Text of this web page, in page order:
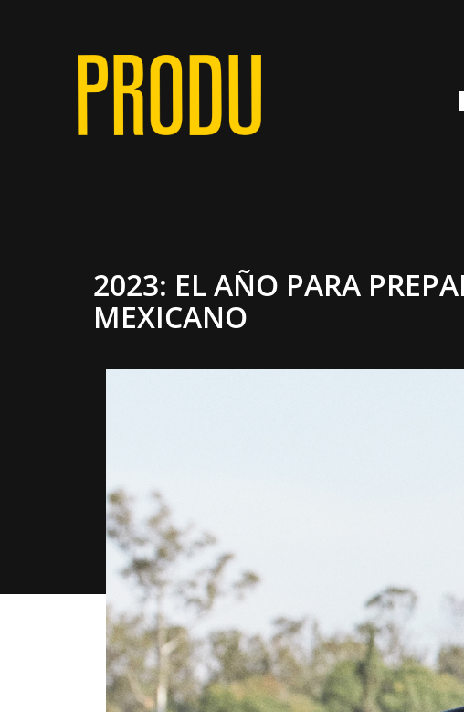
2023: EL AÑO PARA
MEXICANO